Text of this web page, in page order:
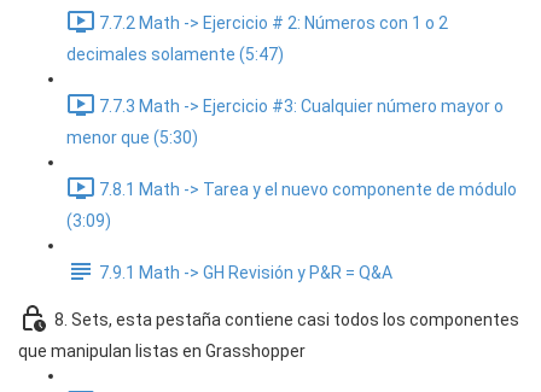
7.7.2 Math -> Ejercicio # 2: Números con 1 o 2
decimales solamente (5:47)
7.7.3 Math -> Ejercicio #3: Cualquier número mayor o
menor que (5:30)
7.8.1 Math -> Tarea y el nuevo componente de módulo
(3:09)
7.9.1 Math -> GH Revisión y P&R = Q&A
8. Sets, esta pestaña contiene casi todos los componentes
que manipulan listas en Grasshopper